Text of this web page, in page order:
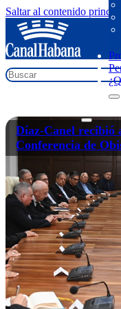
Saltar al contenido
regresar
Obispos
Díaz-Canel recibió
Conferencia de